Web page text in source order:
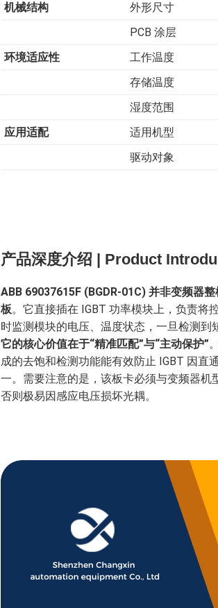
机械结构
外形尺寸
PCB 涂层
环境适应性
工作温度
存储温度
湿度范围
应用适配
适用机型
驱动对象
产品深度介绍 | Product
ABB 69037615F (BGDR-01C) 并非变频器
板。它直接插在 IGBT 功率模块上，负责将
时监测模块的电压、温度状态，一旦检测到
它的核心价值在于“精准匹配”与“主动保护”
成的去饱和检测功能能有效防止 IGBT 因直
一。需要注意的是，该板卡必须与变频器机
否则极易因感应电压损坏光耦。